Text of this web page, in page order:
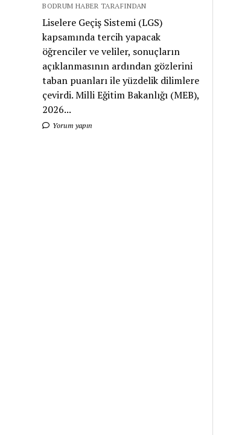
BODRUM HABER TARAFINDAN
Liselere Geçiş Sistemi (LGS)
kapsamında tercih yapacak
öğrenciler ve veliler, sonuçların
açıklanmasının ardından gözlerini
taban puanları ile yüzdelik dilimlere
çevirdi. Milli Eğitim Bakanlığı (MEB),
2026...
Yorum yapın